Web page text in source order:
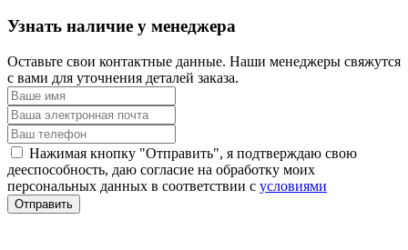
Узнать наличие у менеджера
Оставьте свои контактные данные. Наши менеджеры свяжутся
с вами для уточнения деталей заказа.
Нажимая кнопку "Отправить", я подтверждаю свою
дееспособность, даю согласие на обработку моих
персональных данных в соответствии с условиями